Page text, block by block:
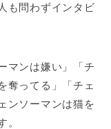
も問わずインタビ
マンは嫌い」「チ
奪ってる」「チェ
ンソーマンは猫を
。